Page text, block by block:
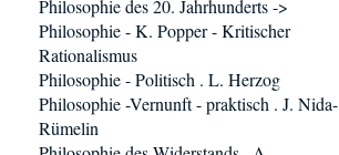
Philosophie des 20. Jahrhunderts ->
Philosophie - K. Popper - Kritischer
Rationalismus
Philosophie - Politisch . L. Herzog
Philosophie -Vernunft - praktisch . J. Nida-
Rümelin